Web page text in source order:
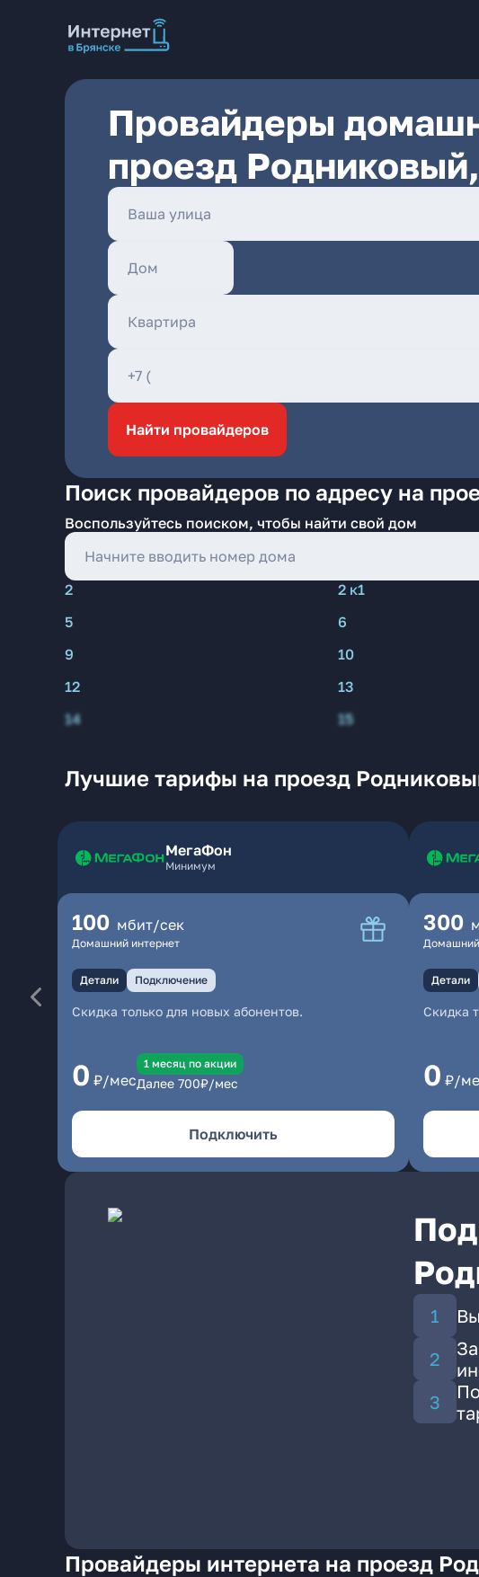
Провайдеры
проезд
Найти провайдеров
Поиск провайдеров по адресу на
Воспользуйтесь поиском, чтобы найти свой дом
2 2 к1
5
6
9
10
12
13
14
15
Лучшие тарифы на проезд
МегаФон
Минимум
100 мбит/сек
Домашний интернет
Детали Подключение
Скидка только для новых абонентов.
0 ₽/мес
1 месяц по акции
Далее 700₽/мес
Подключить
300
Домашний
Детали
Скидка
0 ₽/
Провайдеры интернета на проезд